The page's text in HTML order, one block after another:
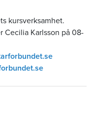
kursverksamhet.
Cecilia Karlsson på 08-